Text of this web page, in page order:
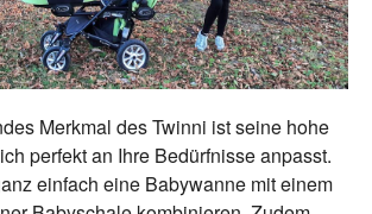
Merkmal des Twinni ist seine hohe
perfekt an Ihre Bedürfnisse anpasst.
einfach eine Babywanne mit einem